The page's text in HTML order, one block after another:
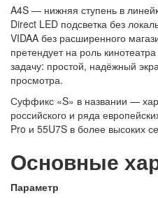
A4S — нижняя ступень в
Direct LED подсветка без
VIDAA без расширенного
претендует на роль
задачу: простой, надёжный
просмотра.
Суффикс «S» в названии —
российского и ряда
Pro и 55U7S в более высоких
Основные
Параметр